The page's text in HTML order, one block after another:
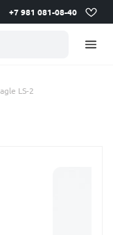
+7 981 081-08-40
LS-2